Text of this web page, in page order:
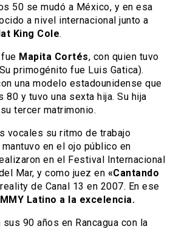
50 se mudó a México, y en esa
a nivel internacional junto a
King Cole.
Mapita Cortés, con quien tuvo
primogénito fue Luis Gatica).
una modelo estadounidense que
80 y tuvo una sexta hija. Su hija
tercer matrimonio.
vocales su ritmo de trabajo
en el ojo público en
en el Festival Internacional
Mar, y como juez en «Cantando
de Canal 13 en 2007. En ese
Latino a la excelencia.
90 años en Rancagua con la